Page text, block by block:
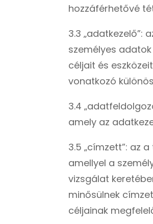
hozzáférhetővé
3.3 „adatkezelő”:
személyes
céljait és
vonatkozó
3.4
amely az
3.5 „címzett”: az
amellyel a
vizsgálat
minősülnek
céljainak